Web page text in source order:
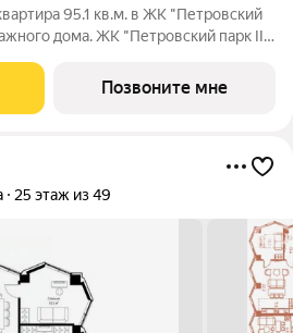
95.1 кв.м. в ЖК "Петровский
дома. ЖК "Петровский парк II"
Москвы не давят, а задают фон
Позвоните мне
25 этаж из 49